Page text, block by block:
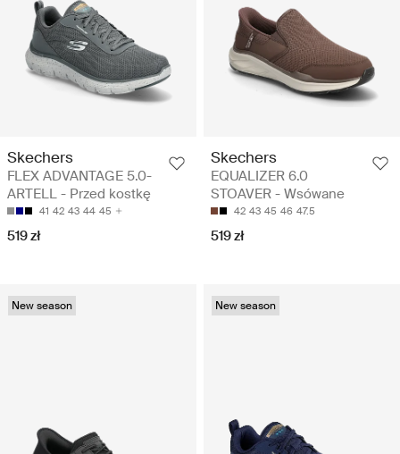
Skechers
FLEX ADVANTAGE 5.0-
ARTELL - Przed kostkę
41 42 43 44 45
519 zł
Skechers
EQUALIZER 6.0
STOAVER - Wsówane
42 43 45 46 47.5
519 zł
New season New season